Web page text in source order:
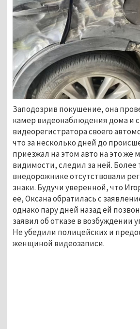
Заподозрив покушение, она
камер видеонаблюдения дома и с
видеорегистратора своего
что за несколько дней до
приезжал на этом авто на это же
видимости, следил за ней. Более
внедорожнике отсутствовали
знаки. Будучи уверенной, что
её, Оксана обратилась с
однако пару дней назад ей
заявил об отказе в возбуждении
Не убедили полицейских и
женщиной видеозаписи.